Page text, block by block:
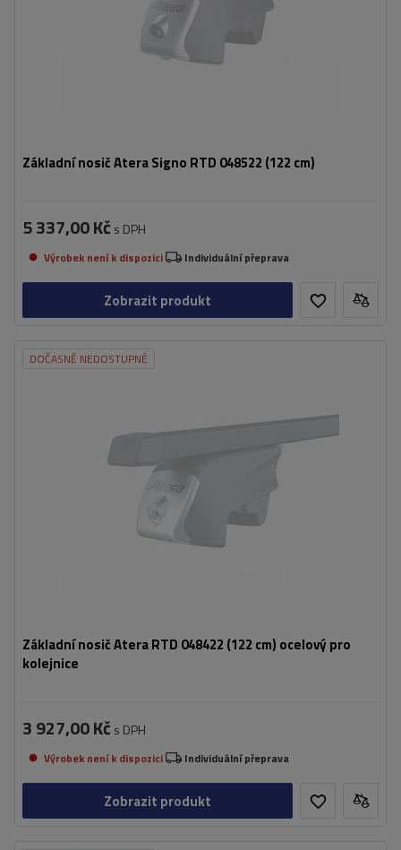
Základní nosič Atera Signo RTD 048522 (122 cm)
5 337,00 Kč s DPH
Výrobek není k dispozici Individuální přeprava
Zobrazit produkt
DOČASNĚ NEDOSTUPNÉ
Základní nosič Atera RTD 048422 (122 cm) ocelový pro
kolejnice
3 927,00 Kč s DPH
Výrobek není k dispozici Individuální přeprava
Zobrazit produkt